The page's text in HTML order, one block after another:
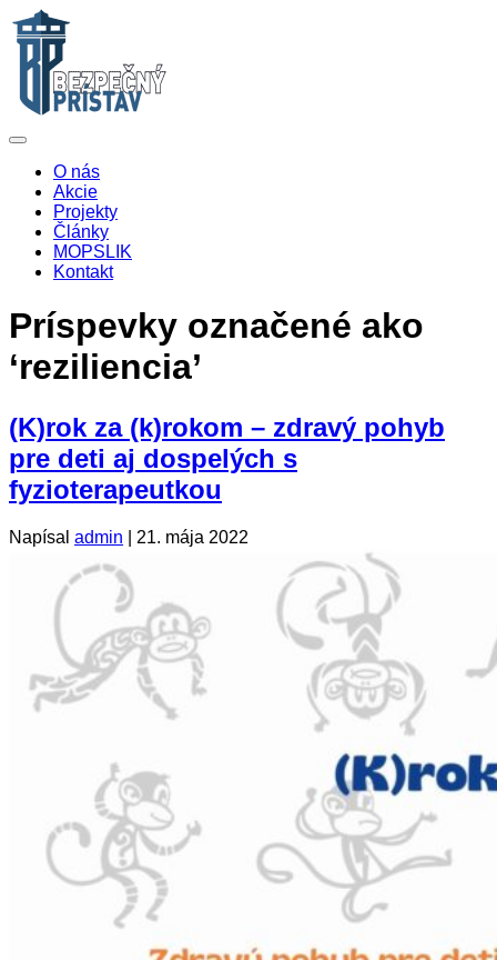
O nás
Akcie
Projekty
Články
MOPSLIK
Kontakt
Príspevky označené ako
‘reziliencia’
(K)rok za (k)rokom – zdravý pohyb
pre deti aj dospelých s
fyzioterapeutkou
Napísal admin 21. mája 2022